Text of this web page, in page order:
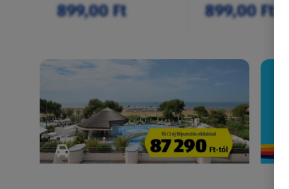
899,00 Ft 899,00 Ft